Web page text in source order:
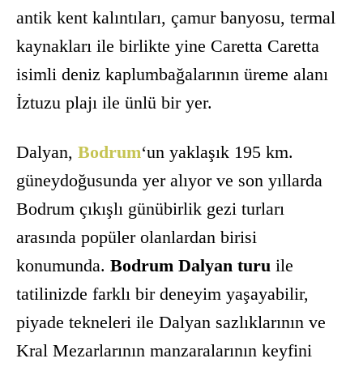
antik kent kalıntıları, çamur banyosu, termal
kaynakları ile birlikte yine Caretta Caretta
isimli deniz kaplumbağalarının üreme alanı
İztuzu plajı ile ünlü bir yer.
Dalyan, Bodrum‘un yaklaşık 195 km.
güneydoğusunda yer alıyor ve son yıllarda
Bodrum çıkışlı günübirlik gezi turları
arasında popüler olanlardan birisi
konumunda. Bodrum Dalyan turu ile
tatilinizde farklı bir deneyim yaşayabilir,
piyade tekneleri ile Dalyan sazlıklarının ve
Kral Mezarlarının manzaralarının keyfini